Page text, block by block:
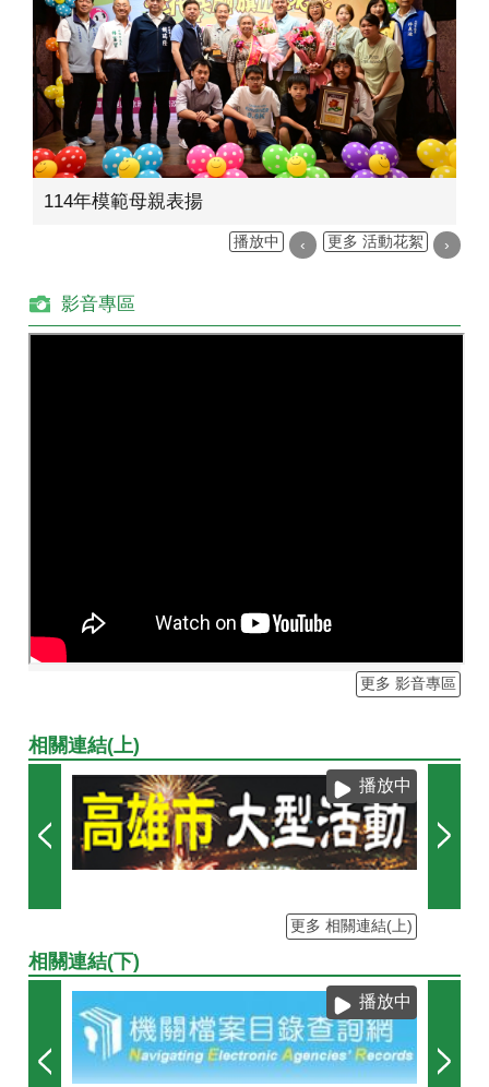
114年模範母親表揚
播放中 ‹ 更多 活動花絮 ›
影音專區
更多 影音專區
相關連結(上)
播放中
更多 相關連結(上)
相關連結(下)
播放中